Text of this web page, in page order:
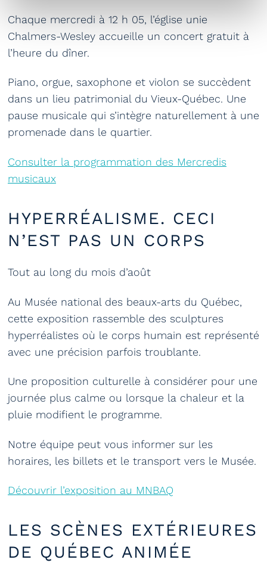
Chaque mercredi à 12 h 05, l’église unie
Chalmers-Wesley accueille un concert gratuit à
l’heure du dîner.
Piano, orgue, saxophone et violon se succèdent
dans un lieu patrimonial du Vieux-Québec. Une
pause musicale qui s’intègre naturellement à une
promenade dans le quartier.
Consulter la programmation des Mercredis
musicaux
HYPERRÉALISME. CECI
N’EST PAS UN CORPS
Tout au long du mois d’août
Au Musée national des beaux-arts du Québec,
cette exposition rassemble des sculptures
hyperréalistes où le corps humain est représenté
avec une précision parfois troublante.
Une proposition culturelle à considérer pour une
journée plus calme ou lorsque la chaleur et la
pluie modifient le programme.
Notre équipe peut vous informer sur les
horaires, les billets et le transport vers le Musée.
Découvrir l’exposition au MNBAQ
LES SCÈNES EXTÉRIEURES
DE QUÉBEC ANIMÉE